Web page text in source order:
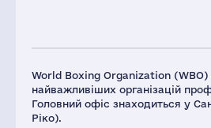
World Boxing Organization (WBO)
найважливіших організацій
Головний офіс знаходиться у
Ріко).